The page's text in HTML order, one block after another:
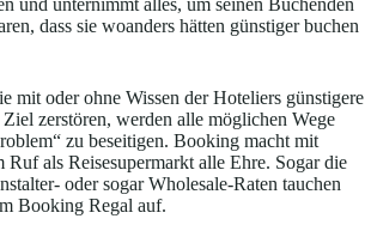
dass sie woanders hätten günstiger buchen
mit oder ohne Wissen der Hoteliers günstigere
Ziel zerstören, werden alle möglichen Wege
zu beseitigen. Booking macht mit
als Reisesupermarkt alle Ehre. Sogar die
oder sogar Wholesale-Raten tauchen
Booking Regal auf.